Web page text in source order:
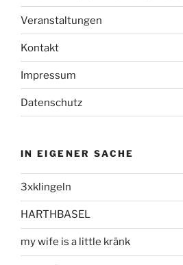
Veranstaltungen
Kontakt
Impressum
Datenschutz
IN EIGENER SACHE
3xklingeln
HARTHBASEL
my wife is a little kränk